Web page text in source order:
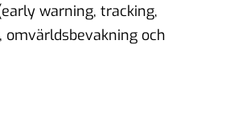
warning, tracking,
och